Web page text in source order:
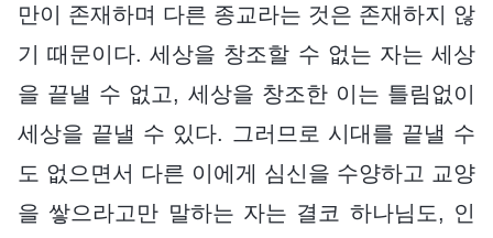
만이 존재하며 다른 종교라는 것은 존재하지 않
기 때문이다. 세상을 창조할 수 없는 자는 세상
을 끝낼 수 없고, 세상을 창조한 이는 틀림없이
세상을 끝낼 수 있다. 그러므로 시대를 끝낼 수
도 없으면서 다른 이에게 심신을 수양하고 교양
을 쌓으라고만 말하는 자는 결코 하나님도, 인